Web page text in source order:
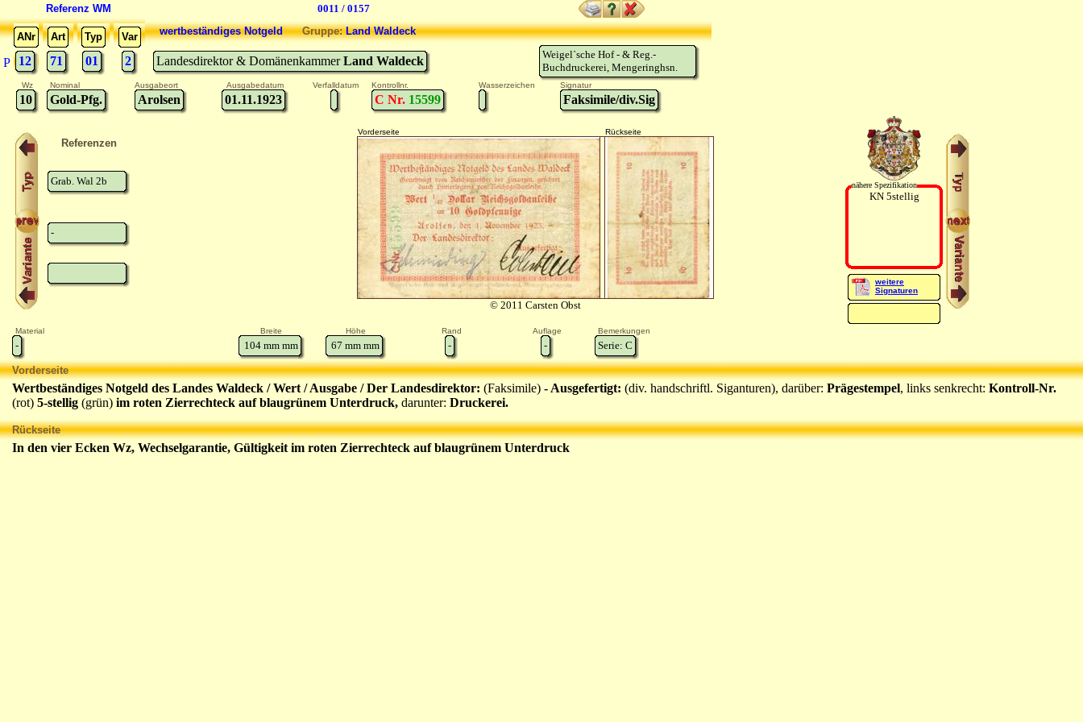
Referenz WM 0011 / 0157
ANr Art Typ Var
P 12 71 01 2
wertbeständiges NotgeldGruppe:Land Waldeck
Landesdirektor & DomänenkammerLand Waldeck
Weigel`sche Hof - & Reg.-
Buchdruckerei, Mengeringhsn.
Wz Nominal Ausgabeort Ausgabedatum Verfalldatum Kontrollnr. Wasserzeichen Signatur
10 Gold-Pfg. Arolsen 01.11.1923 C Nr. 15599 Faksimile/div.Sig
Referenzen
Grab. Wal 2b
-
Vorderseite Rückseite
© 2011 Carsten Obst
nähere Spezifikation
KN 5stellig
weitere
Signaturen
Material Breite Höhe Rand Auflage Bemerkungen
- 104 mmmm 67 mm mm - - Serie: C
Vorderseite
Wertbeständiges Notgeld des Landes Waldeck / Wert / Ausgabe / Der Landesdirektor: (Faksimile) - Ausgefertigt: (div. handschriftl. Siganturen), darüber: Prägestempel, links senkrecht: Kontroll-Nr.
(rot) 5-stellig (grün) im roten Zierrechteck auf blaugrünem Unterdruck, darunter: Druckerei.
Rückseite
In den vier Ecken Wz, Wechselgarantie, Gültigkeit im roten Zierrechteck auf blaugrünem Unterdruck